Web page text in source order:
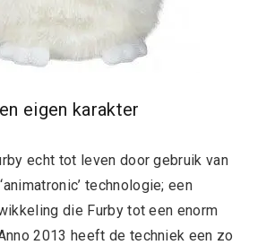
eigen karakter
echt tot leven door gebruik van
technologie; een
die Furby tot een enorm
2013 heeft de techniek een zo